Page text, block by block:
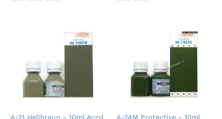
A-21 Hellbraun - 10ml Acryl A-24M Protective - 10ml